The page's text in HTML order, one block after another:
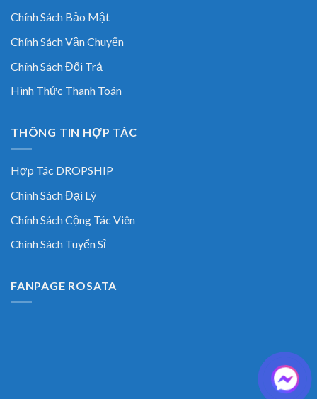
Chính Sách Bảo Mật
Chính Sách Vận Chuyển
Chính Sách Đổi Trả
Hình Thức Thanh Toán
THÔNG TIN HỢP TÁC
Hợp Tác DROPSHIP
Chính Sách Đại Lý
Chính Sách Cộng Tác Viên
Chính Sách Tuyển Sỉ
FANPAGE ROSATA